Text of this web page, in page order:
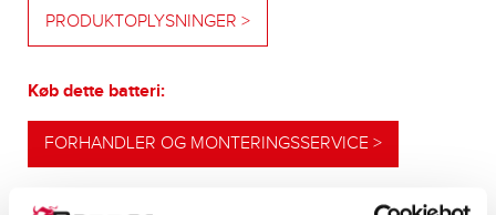
PRODUKTOPLYSNINGER >
Køb dette batteri:
FORHANDLER OG MONTERINGSSERVICE >